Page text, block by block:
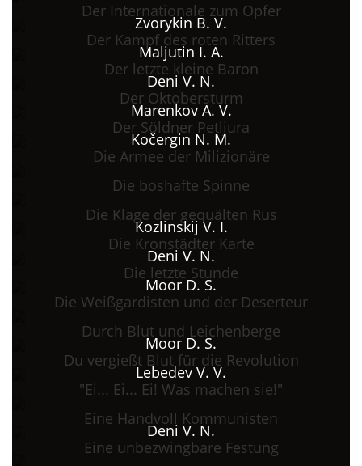
Der Internationale zum Opfer
Zvorykin B. V.
Der Kampf des roten Ritters
Maljutin I. A.
Der letzte kleine Baron
Deni V. N.
Der Oktobersturm
Marenkov A. V.
Der Söldner Petljura
Kočergin N. M.
Die Armee der Milizionäre
Die boshafte Spinne
Die Klage der gequälten Rus
Kozlinskij V. I.
Die Kronstädter Karte
Deni V. N.
Die letzte Stunde
Moor D. S.
Die Weißgardisten und der Deserteur
Durch Blut und Leichenberge
Moor D. S.
Du vergießt Blut für die Revolution
Lebedev V. V.
"Ei... Ei... Ei! Was machen sie!"
Eine Handvoll Kommunisten
Deni V. N.
Eine unbezwingbare Festung